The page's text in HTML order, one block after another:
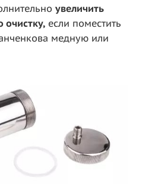
увеличить
очистку, если поместить
медную или